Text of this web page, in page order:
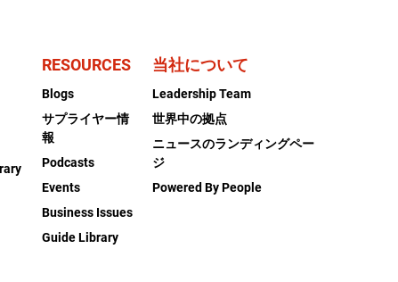
RESOURCES
Blogs
サプライヤー情
報
Podcasts
Events
Business Issues
Guide Library
当社について
Leadership Team
世界中の拠点
ニュースのランディングペー
ジ
Powered By People